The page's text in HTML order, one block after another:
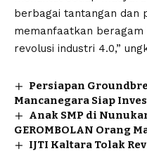
berbagai tantangan dan
memanfaatkan
revolusi industri 4.0,”
Persiapan
Mancanegara Siap
Anak SMP di
GEROMBOLAN Orang
IJTI Kaltara Tolak